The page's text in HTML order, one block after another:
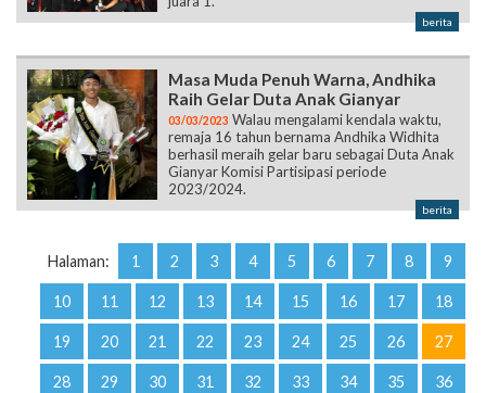
berita
Masa Muda Penuh Warna, Andhika
Raih Gelar Duta Anak Gianyar
03/03/2023 Walau mengalami kendala waktu,
remaja 16 tahun bernama Andhika Widhita
berhasil meraih gelar baru sebagai Duta Anak
Gianyar Komisi Partisipasi periode
2023/2024.
berita
Halaman: 1 2 3 4 5 6 7 8 9
10 11 12 13 14 15 16 17 18
19 20 21 22 23 24 25 26 27
28 29 30 31 32 33 34 35 36